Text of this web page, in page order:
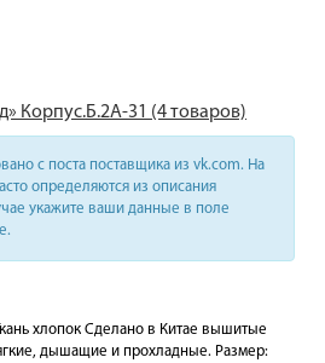
Корпус.Б.2А-31 (4 товаров)
с поста поставщика из vk.com. На
определяются из описания
укажите ваши данные в поле
хлопок Сделано в Китае вышитые
дышащие и прохладные. Размер: